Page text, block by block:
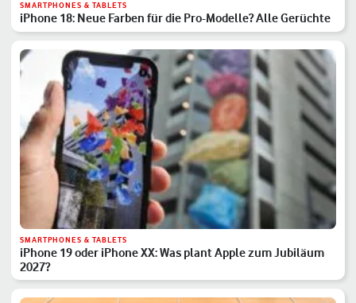
SMARTPHONES & TABLETS
iPhone 18: Neue Farben für die Pro-Modelle? Alle Gerüchte
SMARTPHONES & TABLETS
iPhone 19 oder iPhone XX: Was plant Apple zum Jubiläum
2027?